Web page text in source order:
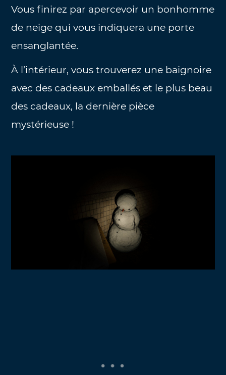
Vous finirez par apercevoir un bonhomme
de neige qui vous indiquera une porte
ensanglantée.
À l’intérieur, vous trouverez une baignoire
avec des cadeaux emballés et le plus beau
des cadeaux, la dernière pièce
mystérieuse !